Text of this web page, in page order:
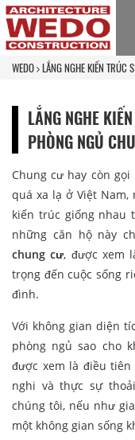
WEDO LẮNG NGHE KIẾN
LẮNG NGHE
PHÒNG NGỦ
Chung cư hay còn
quá xa lạ ở Việt
kiến trúc giống nhau
những căn hộ này
chung cư, được xem
trọng đến cuộc sống
đình.
Với không gian diện
phòng ngủ sao cho
được xem là điều
nghi và thực sự
chúng tôi, nếu như
một không gian sống